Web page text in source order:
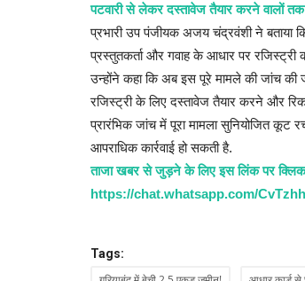
पटवारी से लेकर दस्तावेज तैयार करने वालों
प्रभारी उप पंजीयक अजय चंद्रवंशी ने बताया
प्रस्तुतकर्ता और गवाह के आधार पर रजिस्ट्री
उन्होंने कहा कि अब इस पूरे मामले की जांच की
रजिस्ट्री के लिए दस्तावेज तैयार करने और
प्रारंभिक जांच में पूरा मामला सुनियोजित कूट
आपराधिक कार्रवाई हो सकती है.
ताजा खबर से जुड़ने के लिए इस लिंक पर
https://chat.whatsapp.com/
Tags: